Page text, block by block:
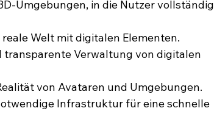
Umgebungen, in die Nutzer
Welt mit digitalen Elementen.
transparente Verwaltung von digitalen
von Avataren und Umgebungen.
Infrastruktur für eine schnelle